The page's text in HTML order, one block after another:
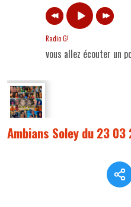
Radio G!
vous allez écouter un
Ambians Soley du 23 03